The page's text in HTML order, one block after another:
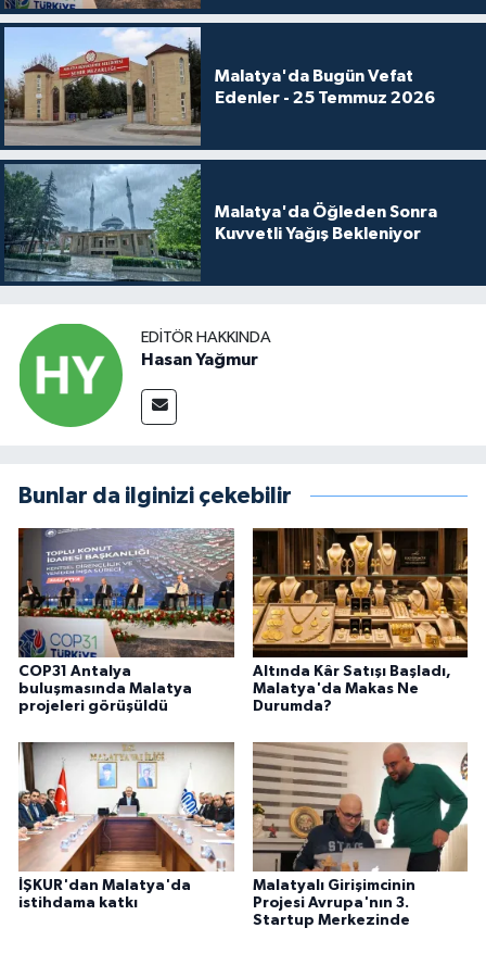
Malatya'da Bugün Vefat
Edenler - 25 Temmuz 2026
Malatya'da Öğleden Sonra
Kuvvetli Yağış Bekleniyor
EDITÖR HAKKINDA
Hasan Yağmur
Bunlar da ilginizi çekebilir
COP31 Antalya
buluşmasında Malatya
projeleri görüşüldü
Altında Kâr Satışı Başladı,
Malatya'da Makas Ne
Durumda?
İŞKUR'dan Malatya'da
istihdama katkı
Malatyalı Girişimcinin
Projesi Avrupa'nın 3.
Startup Merkezinde